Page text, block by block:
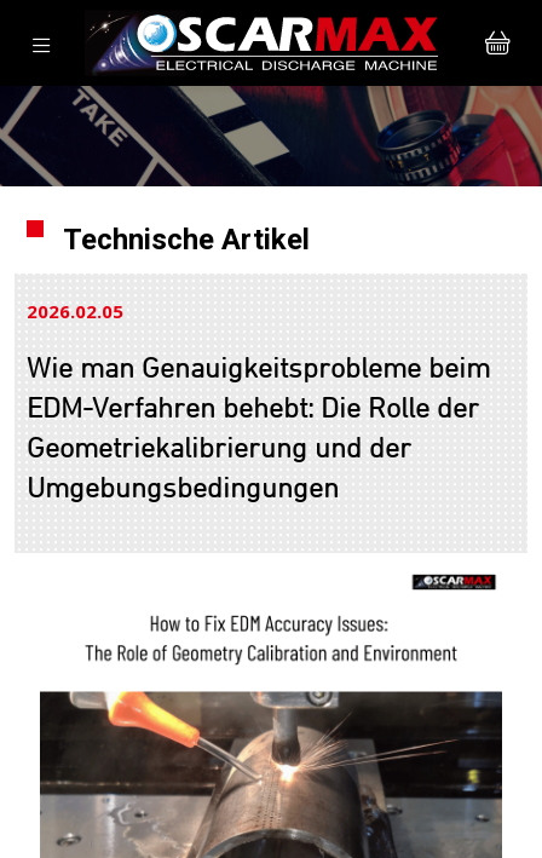
Technische Artikel
2026.0205
Wie man Genauigkeitsprobleme beim
EDM-Verfahren behebt: Die Rolle der
Geometriekalibrierung und der
Umgebungsbedingungen